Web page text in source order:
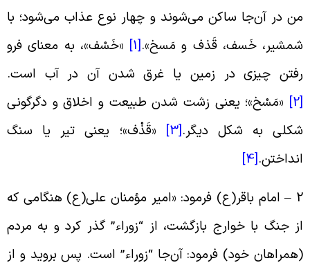
در آن‌جا ساکن می‌شوند و چهار نوع عذاب می‌شود؛ با
خَسف، قَذف و مَسخ».[1] «خَسْف»، به معنای فرو
چیزی در زمین یا غرق ‏شدن آن در آب است.
«مَسْخ»؛ یعنی زشت شدن طبیعت و اخلاق و دگرگونى
به شکل دیگر.[3]
«قَذْف»؛ یعنی تیر یا سنگ
[4]
2 – امام باقر(ع) فرمود: «امیر مؤمنان علی(ع) هنگامی که
جنگ با خوارج بازگشت، از “زوراء” گذر کرد و به مردم
خود) فرمود: آن‌جا “زوراء” است. پس بروید و از